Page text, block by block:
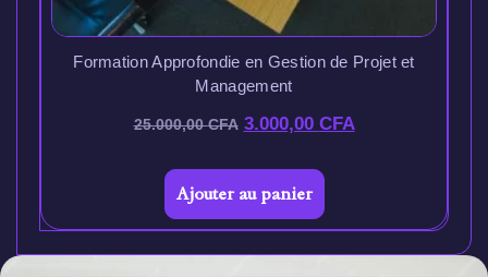
Formation Approfondie en Gestion de Projet et
Management
25.000,00CFA 3.000,00 CFA
Ajouter au panier